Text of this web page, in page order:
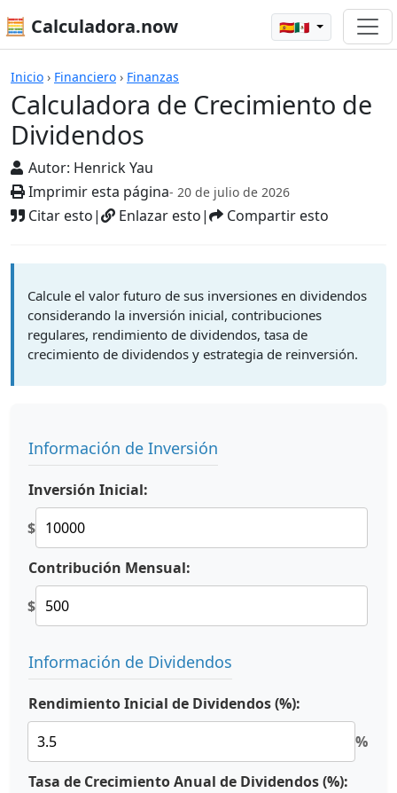
🧮 Calculadora.now 🇪🇸🇲🇽
Inicio › Financiero › Finanzas
Calculadora de Crecimiento de
Dividendos
Autor: Henrick Yau
Imprimir esta página- 20 de julio de 2026
Citar esto| Enlazar esto| Compartir esto
Calculadoras
Calcule el valor futuro de sus inversiones en dividendos
considerando la inversión inicial, contribuciones
regulares, rendimiento de dividendos, tasa de
crecimiento de dividendos y estrategia de reinversión.
Información de Inversión
Inversión Inicial:
$
Contribución Mensual:
$
Información de Dividendos
Rendimiento Inicial de Dividendos (%):
%
Tasa de Crecimiento Anual de Dividendos (%):